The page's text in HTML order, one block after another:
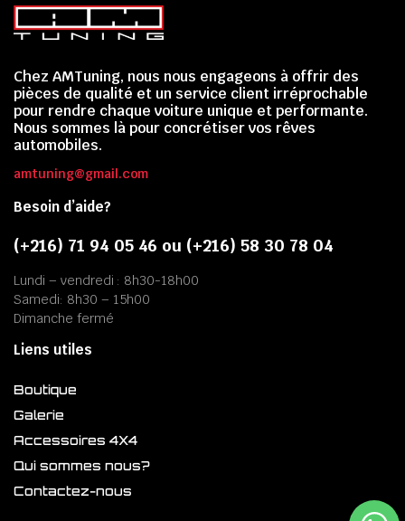
Chez AMTuning, nous nous engageons à offrir des
pièces de qualité et un service client irréprochable
pour rendre chaque voiture unique et performante.
Nous sommes là pour concrétiser vos rêves
automobiles.
amtuning@gmail.com
Besoin d’aide?
(+216) 71 94 05 46 ou (+216) 58 30 78 04
Lundi – vendredi : 8h30-18h00
Samedi: 8h30 – 15h00
Dimanche fermé
Liens utiles
Boutique
Galerie
Accessoires 4X4
Qui sommes nous?
Contactez-nous